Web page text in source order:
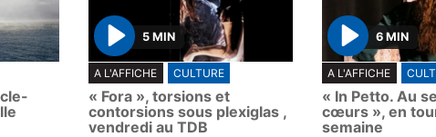
P
l
a
y
5 MIN
A L'AFFICHE CULTURE
« Fora », torsions et
contorsions sous plexiglas ,
vendredi au TDB
P
l
a
y
6 MIN
A L'AFFICHE
« In Petto. Au
cœurs », en
semaine